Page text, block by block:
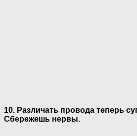
10. Различать провода теперь
Сбережешь нервы.